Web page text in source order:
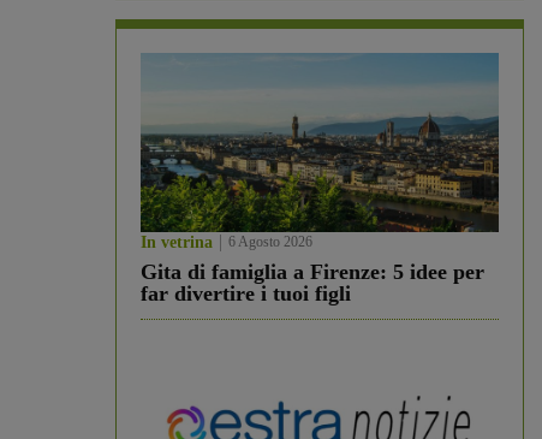
In vetrina 6 Agosto 2026
Gita di famiglia a Firenze: 5 idee per
far divertire i tuoi figli